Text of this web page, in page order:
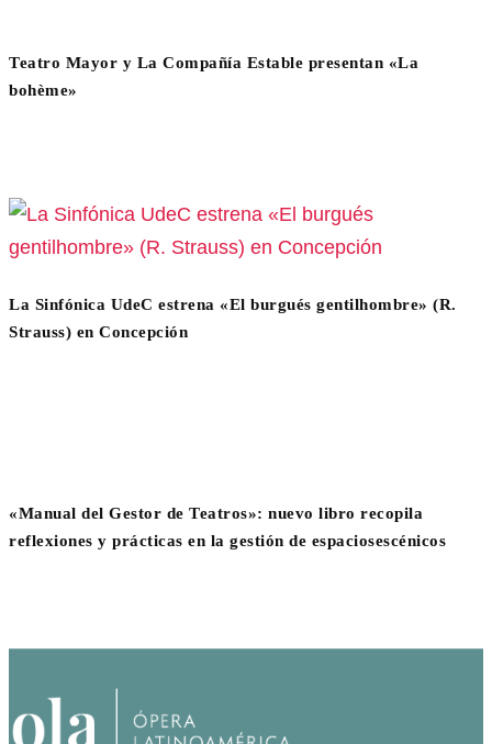
Teatro Mayor y La Compañía Estable presentan «La
bohème»
La Sinfónica UdeC estrena «El burgués gentilhombre» (R.
Strauss) en Concepción
«Manual del Gestor de Teatros»: nuevo libro recopila
reflexiones y prácticas en la gestión de espaciosescénicos